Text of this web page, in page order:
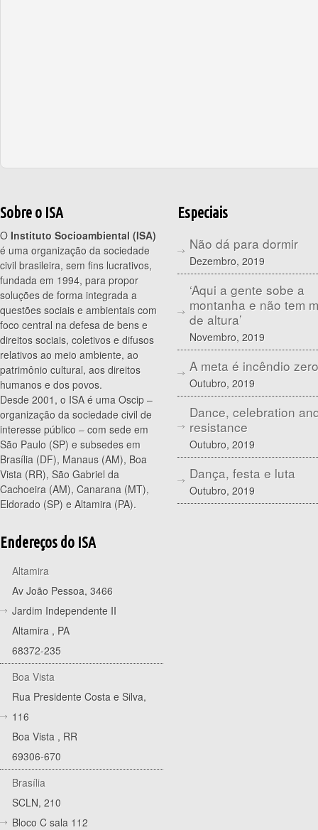
Sobre o ISA
O Instituto Socioambiental (ISA)
é uma organização da sociedade
civil brasileira, sem fins lucrativos,
fundada em 1994, para propor
soluções de forma integrada a
questões sociais e ambientais com
foco central na defesa de bens e
direitos sociais, coletivos e difusos
relativos ao meio ambiente, ao
patrimônio cultural, aos direitos
humanos e dos povos.
Desde 2001, o ISA é uma Oscip –
organização da sociedade civil de
interesse público – com sede em
São Paulo (SP) e subsedes em
Brasília (DF), Manaus (AM), Boa
Vista (RR), São Gabriel da
Cachoeira (AM), Canarana (MT),
Eldorado (SP) e Altamira (PA).
Endereços do ISA
Altamira
Av João Pessoa, 3466
Jardim Independente II
Altamira , PA
68372-235
Boa Vista
Rua Presidente Costa e Silva,
116
Boa Vista , RR
69306-670
Brasília
SCLN, 210
Bloco C sala 112
Especiais
Não dá para dormir
Dezembro, 2019
‘Aqui a gente sobe a
montanha e não tem
de altura’
Novembro, 2019
A meta é incêndio zero
Outubro, 2019
Dance, celebration
resistance
Outubro, 2019
Dança, festa e luta
Outubro, 2019